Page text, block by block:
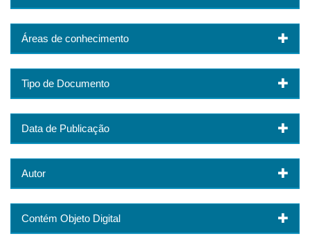
Áreas de conhecimento
Tipo de Documento
Data de Publicação
Autor
Contém Objeto Digital